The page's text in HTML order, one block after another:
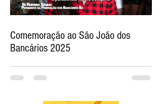
Comemoração ao São João dos
Bancários 2025